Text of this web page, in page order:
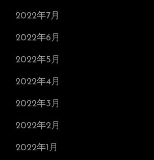
2022年7月
2022年6月
2022年5月
2022年4月
2022年3月
2022年2月
2022年1月